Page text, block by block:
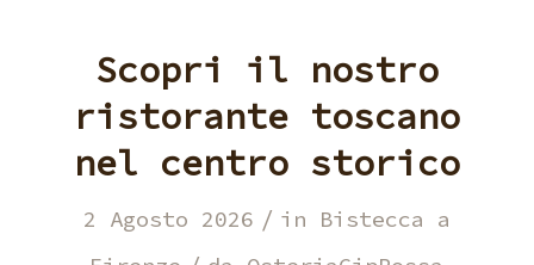
Scopri il nostro
ristorante toscano
nel centro storico
2 Agosto 2026 / in Bistecca a